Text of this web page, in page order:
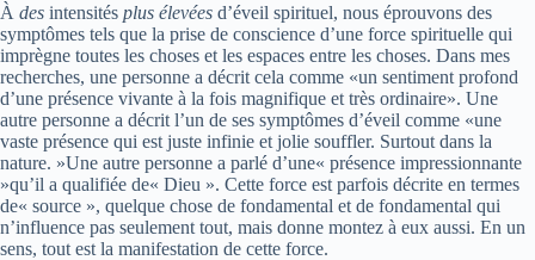
À des intensités plus élevées d’éveil spirituel, nous éprouvons des
symptômes tels que la prise de conscience d’une force spirituelle qui
imprègne toutes les choses et les espaces entre les choses. Dans mes
recherches, une personne a décrit cela comme «un sentiment profond
d’une présence vivante à la fois magnifique et très ordinaire». Une
autre personne a décrit l’un de ses symptômes d’éveil comme «une
vaste présence qui est juste infinie et jolie souffler. Surtout dans la
nature. »Une autre personne a parlé d’une« présence impressionnante
»qu’il a qualifiée de« Dieu ». Cette force est parfois décrite en termes
de« source », quelque chose de fondamental et de fondamental qui
n’influence pas seulement tout, mais donne montez à eux aussi. En un
sens, tout est la manifestation de cette force.